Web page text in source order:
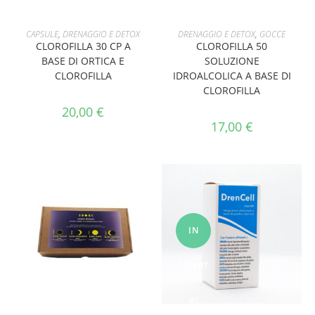
AGGIUNGI AL CARRELLO
CAPSULE,DRENAGGIO E DETOX
CLOROFILLA 30 CP A
BASE DI ORTICA E
CLOROFILLA
20,00€
AGGIUNGI AL CARRELLO
DRENAGGIO E DETOX, GOCCE
CLOROFILLA 50
SOLUZIONE
IDROALCOLICA A BASE DI
CLOROFILLA
17,00 €
IN